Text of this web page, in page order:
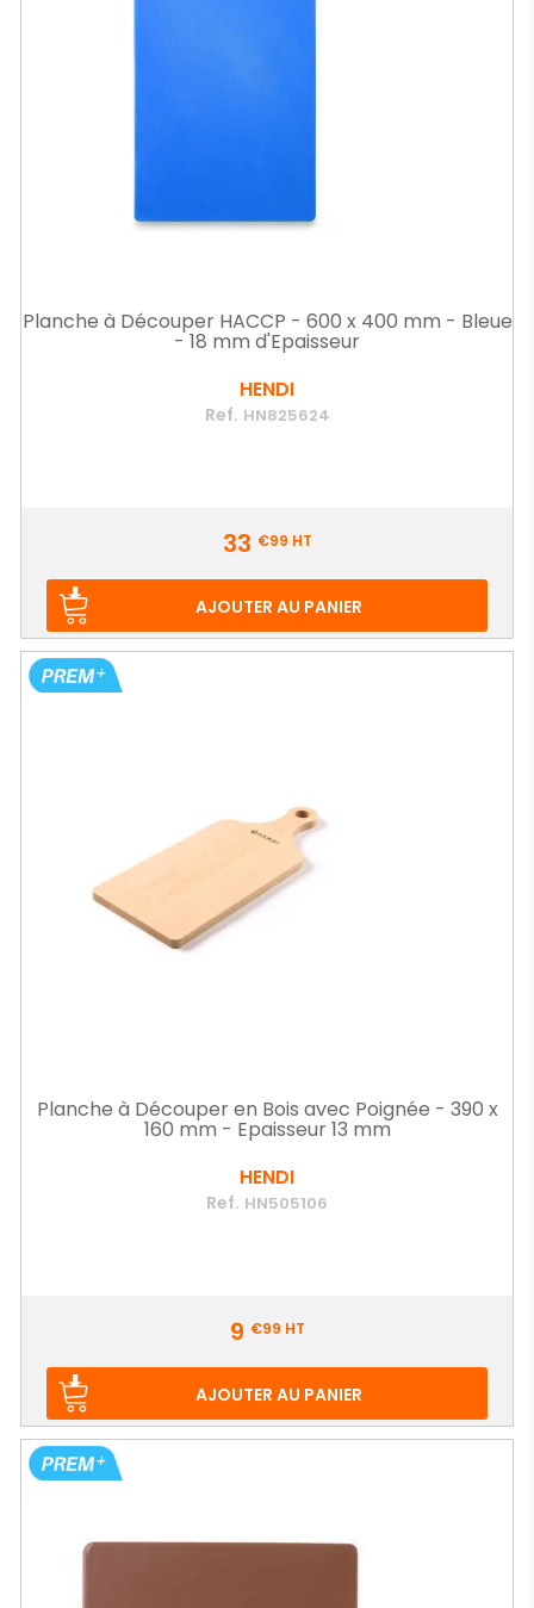
Planche à Découper HACCP - 600 x 400 mm - Bleue
- 18 mm d'Epaisseur
HENDI
Ref. HN825624
33 €99 HT
AJOUTER AU PANIER
Planche à Découper en Bois avec Poignée - 390 x
160 mm - Epaisseur 13 mm
HENDI
Ref. HN505106
9 €99 HT
AJOUTER AU PANIER